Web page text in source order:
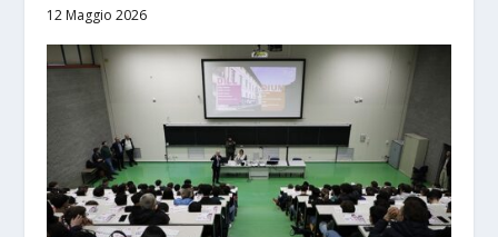
12 Maggio 2026